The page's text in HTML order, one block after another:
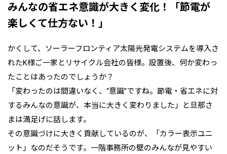
みんなの省エネ意識が大きく変化！「節電が
楽しくて仕方ない！」
かくして、ソーラーフロンティア太陽光発電システムを導入さ
れたK様ご一家とリサイクル会社の皆様。設置後、何か変わっ
たことはあったのでしょうか？
「変わったのは間違いなく、“意識”ですね。節電・省エネに対
するみんなの意識が、本当に大きく変わりました」と旦那さ
まは満足げに話します。
その意識づけに大きく貢献しているのが、「カラー表示ユニ
ット」なのだそうです。一階事務所の壁のみんなが見やすい